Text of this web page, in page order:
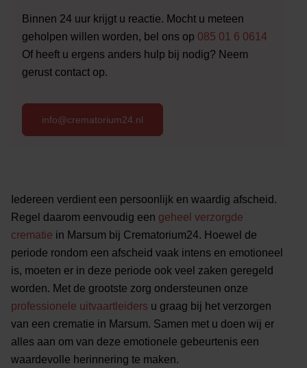
Iedereen verdient een persoonlijk en waardig afscheid.
Regel daarom eenvoudig een geheel verzorgde
crematie in Marsum bij Crematorium24. Hoewel de
periode rondom een afscheid vaak intens en emotioneel
is, moeten er in deze periode ook veel zaken geregeld
worden. Met de grootste zorg ondersteunen onze
professionele uitvaartleiders u graag bij het verzorgen
van een crematie in Marsum. Samen met u doen wij er
alles aan om van deze emotionele gebeurtenis een
waardevolle herinnering te maken.
Binnen 24 uur krijgt u reactie. Mocht u meteen
geholpen willen worden, bel ons op 085 01 6 0614
Of heeft u ergens anders hulp bij nodig? Neem
gerust contact op.
info@crematorium24.nl